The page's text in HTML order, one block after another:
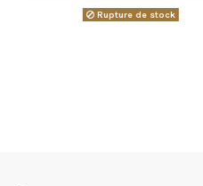
Rupture de stock